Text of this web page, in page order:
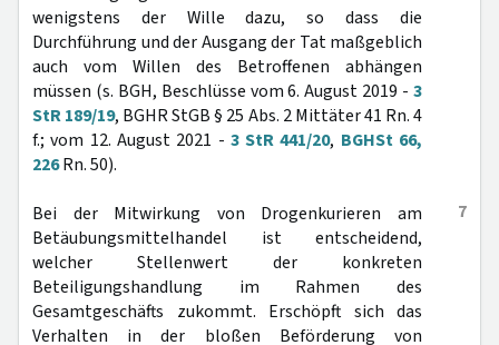
wenigstens der Wille dazu, so dass die
Durchführung und der Ausgang der Tat maßgeblich
auch vom Willen des Betroffenen abhängen
müssen (s. BGH, Beschlüsse vom 6. August 2019 - 3
StR 189/19, BGHR StGB § 25 Abs. 2 Mittäter 41 Rn. 4
f.; vom 12. August 2021 - 3 StR 441/20, BGHSt 66,
226Rn. 50).
7
Bei der Mitwirkung von Drogenkurieren am
Betäubungsmittelhandel ist entscheidend,
welcher Stellenwert der konkreten
Beteiligungshandlung im Rahmen des
Gesamtgeschäfts zukommt. Erschöpft sich das
Verhalten in der bloßen Beförderung von